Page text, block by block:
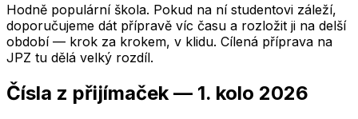
Hodně populární škola. Pokud na ní studentovi záleží,
doporučujeme dát přípravě víc času a rozložit ji na delší
období — krok za krokem, v klidu. Cílená příprava na
JPZ tu dělá velký rozdíl.
Čísla z přijímaček — 1. kolo 2026